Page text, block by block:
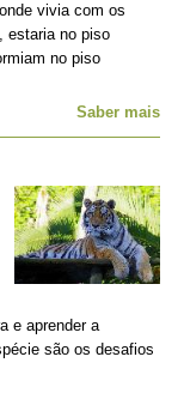
vivia com os
estaria no piso
no piso
Saber mais
e aprender a
são os desafios